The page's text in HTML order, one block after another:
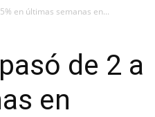
en últimas semanas en...
de 2 a
en